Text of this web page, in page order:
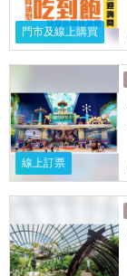
門市及線上購買
線上訂票